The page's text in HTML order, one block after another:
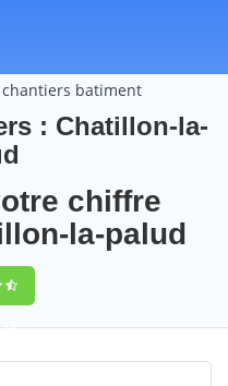
batiment
: Chatillon-la-
chiffre
la-palud
70